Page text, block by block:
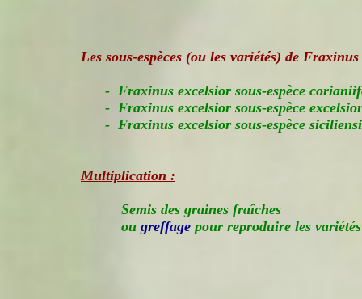
Les sous-espèces (ou les variétés) de
- Fraxinus excelsior sous-espèce
- Fraxinus excelsior sous-espèce excelsior
- Fraxinus excelsior sous-espèce
Multiplication :
Semis des graines fraîches
ou greffage pour reproduire les